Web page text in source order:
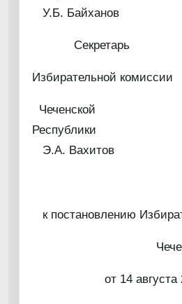
У.Б. Байханов
Секретарь
Избирательной комиссии
Чеченской
Э.А. Вахитов
к постановлению
от 14